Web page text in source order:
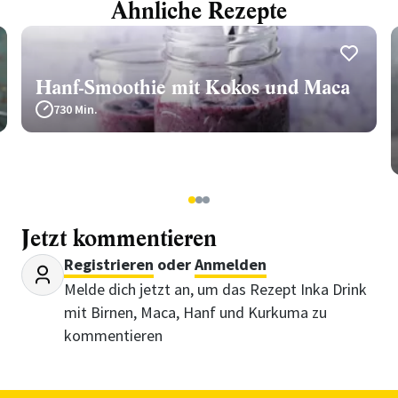
Ähnliche Rezepte
Hanf-Smoothie mit Kokos und Maca
730 Min.
123
Jetzt kommentieren
Registrieren oderAnmelden
Melde dich jetzt an, um das Rezept Inka Drink
mit Birnen, Maca, Hanf und Kurkuma zu
kommentieren